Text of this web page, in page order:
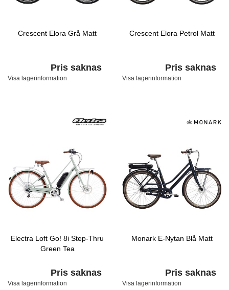
Crescent Elora Grå Matt
Pris saknas
Visa lagerinformation
Crescent Elora Petrol Matt
Pris saknas
Visa lagerinformation
Electra Loft Go! 8i Step-Thru
Green Tea
Pris saknas
Visa lagerinformation
Monark E-Nytan Blå Matt
Pris saknas
Visa lagerinformation